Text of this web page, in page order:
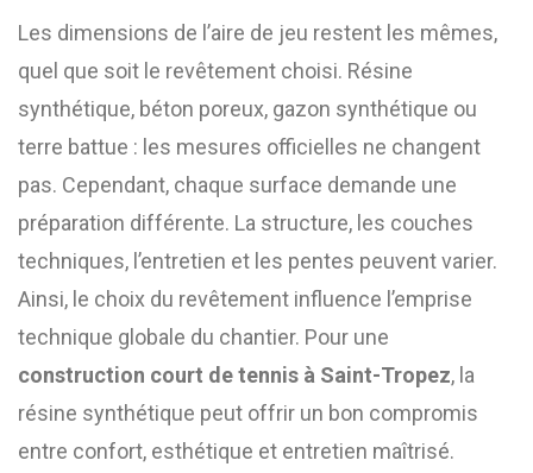
Les dimensions de l’aire de jeu restent les mêmes,
quel que soit le revêtement choisi. Résine
synthétique, béton poreux, gazon synthétique ou
terre battue : les mesures officielles ne changent
pas. Cependant, chaque surface demande une
préparation différente. La structure, les couches
techniques, l’entretien et les pentes peuvent varier.
Ainsi, le choix du revêtement influence l’emprise
technique globale du chantier. Pour une
construction court de tennis à Saint-Tropez, la
résine synthétique peut offrir un bon compromis
entre confort, esthétique et entretien maîtrisé.